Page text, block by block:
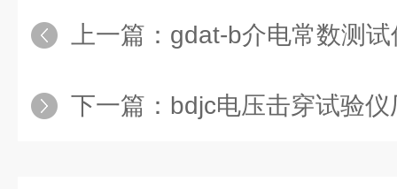
上一篇： gdat-b介电常数测试仪
下一篇： bdjc电压击穿试验